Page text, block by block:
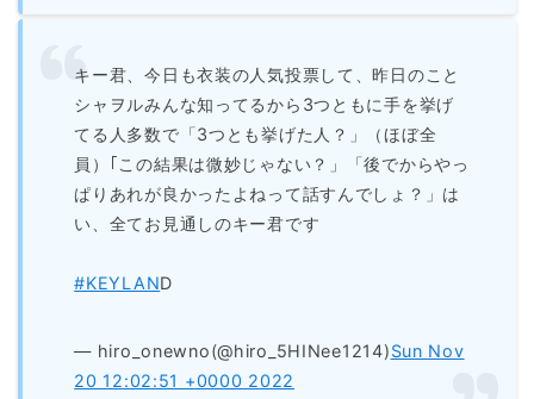
キー君、今日も衣装の人気投票して、昨日のこと
シャヲルみんな知ってるから3つともに手を挙げ
てる人多数で「3つとも挙げた人？」（ほぼ全
員）｢この結果は微妙じゃない？」「後でからやっ
ぱりあれが良かったよねって話すんでしょ？」は
い、全てお見通しのキー君です
#KEYLAND
— hiro_onewno(@hiro_5HINee1214)Sun Nov
20 12:02:51 +0000 2022